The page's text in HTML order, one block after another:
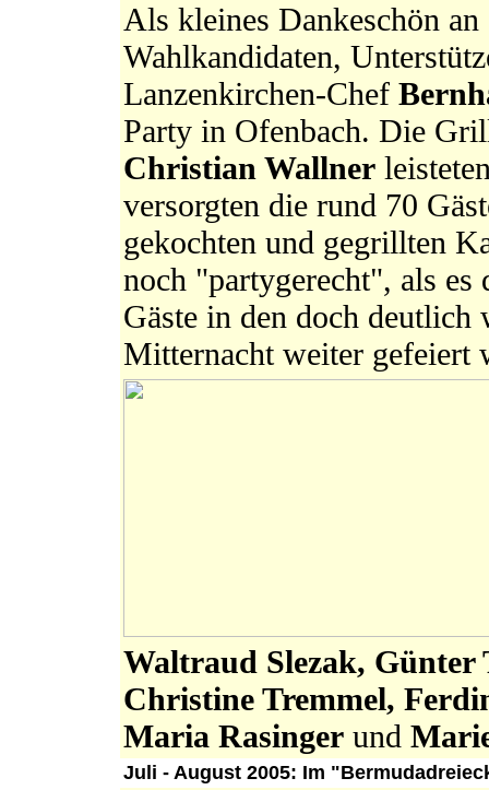
Als kleines Dankeschön
Wahlkandidaten,
Lanzenkirchen-Chef
Party in Ofenbach. Die
Christian Wallner
versorgten die rund 70
gekochten und gegrillten
noch "partygerecht", als
Gäste in den doch deutlich
Mitternacht weiter gefeiert
Waltraud Slezak, Günter
Christine Tremmel,
Maria Rasinger und
Juli - August 2005: Im